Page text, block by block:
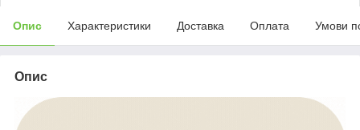
Опис Характеристики Доставка Оплата Умови
Опис